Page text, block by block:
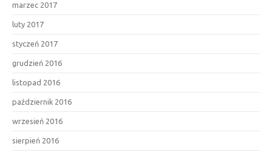
marzec 2017
luty 2017
styczeń 2017
grudzień 2016
listopad 2016
październik 2016
wrzesień 2016
sierpień 2016